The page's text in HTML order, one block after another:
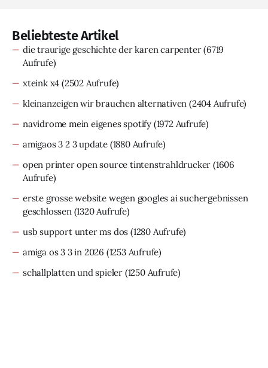
Beliebteste Artikel
die traurige geschichte der karen carpenter(6719
Aufrufe)
xteink x4 (2502 Aufrufe)
kleinanzeigen wir brauchen alternativen (2404 Aufrufe)
navidrome mein eigenes spotify (1972 Aufrufe)
amigaos 3 2 3 update (1880 Aufrufe)
open printer open source tintenstrahldrucker (1606
Aufrufe)
erste grosse website wegen googles ai suchergebnissen
geschlossen (1320 Aufrufe)
usb support unter ms dos (1280 Aufrufe)
amiga os 3 3 in 2026 (1253 Aufrufe)
schallplatten und spieler (1250 Aufrufe)